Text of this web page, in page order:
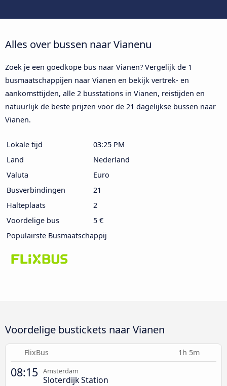
Alles over bussen naar Vianenu
Zoek je een goedkope bus naar Vianen? Vergelijk de 1
busmaatschappijen naar Vianen en bekijk vertrek- en
aankomsttijden, alle 2 busstations in Vianen, reistijden en
natuurlijk de beste prijzen voor de 21 dagelijkse bussen naar
Vianen.
Lokale tijd
03:25 PM
Land
Nederland
Valuta
Euro
Busverbindingen
21
Halteplaats
2
Voordelige bus
5 €
Populairste Busmaatschappij
Voordelige bustickets naar Vianen
FlixBus 1h 5m
08:15 Amsterdam
Sloterdijk Station